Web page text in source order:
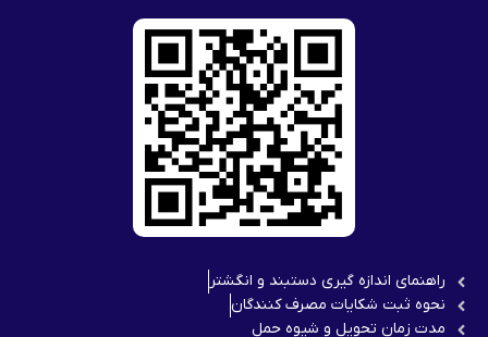
راهنمای اندازه گیری دستبند و انگشتر
نحوه ثبت شكايات مصرف كنندگان
مدت زمان تحويل و شیوه حمل